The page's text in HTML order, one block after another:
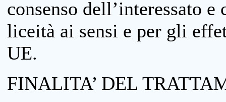
consenso dell’interessato
liceità ai sensi e per gli
UE.
FINALITA’ DEL